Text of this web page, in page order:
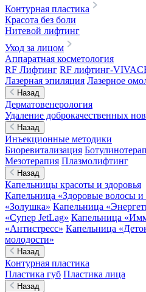
Контурная пластика
Красота без боли
Нитевой лифтинг
Уход за лицом
Аппаратная косметология
RF Лифтинг RF лифтинг-
Лазерная эпиляция Лазерное
Назад
Дерматовенерология
Удаление доброкачественных
Назад
Инъекционные методики
Биоревитализация
Мезотерапия Плазмолифтинг
Назад
Капельницы красоты и здоровья
Капельница «Здоровые волосы и
«Золушка» Капельница
«Супер JetLag» Капельница
«Антистресс» Капельница
молодости»
Назад
Контурная пластика
Пластика губ Пластика лица
Назад